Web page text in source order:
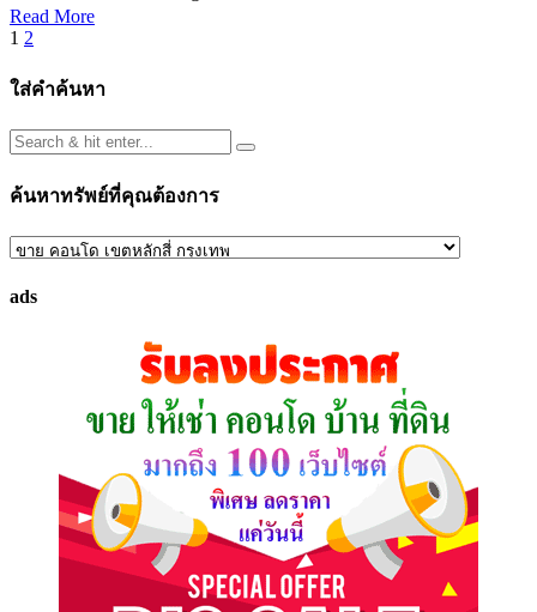
Read More
Posts
pagination
1 2
ใส่คำค้นหา
ค้นหาทรัพย์ที่คุณต้องการ
ค้นหา
ที่
ads